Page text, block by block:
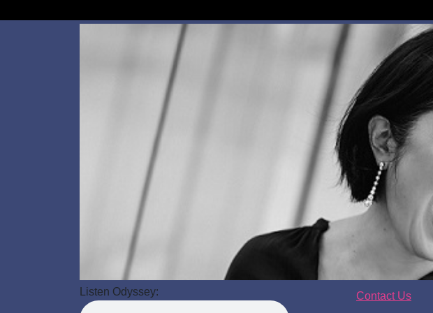
Listen Odyssey: Contact Us